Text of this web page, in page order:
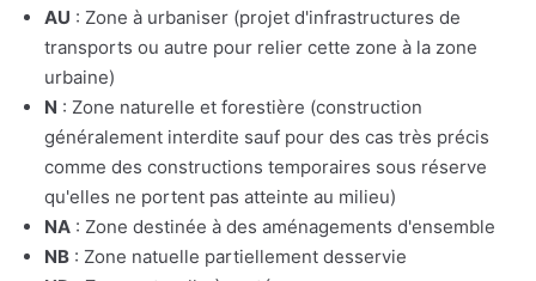
AU : Zone à urbaniser (projet d'infrastructures de
transports ou autre pour relier cette zone à la zone
urbaine)
N : Zone naturelle et forestière (construction
généralement interdite sauf pour des cas très précis
comme des constructions temporaires sous réserve
qu'elles ne portent pas atteinte au milieu)
NA : Zone destinée à des aménagements d'ensemble
NB : Zone natuelle partiellement desservie